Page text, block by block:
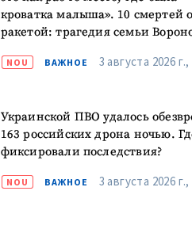
кроватка малыша». 10 смертей
ракетой: трагедия семьи
NOU ВАЖНОЕ 3 августа 2026
Украинской ПВО удалось
163 российских дрона ночью.
фиксировали последствия?
NOU ВАЖНОЕ 3 августа 2026